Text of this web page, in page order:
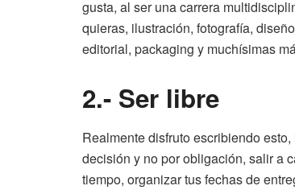
gusta, al ser una carrera
quieras, ilustración, fotografía,
editorial, packaging y muchísimas
2.- Ser libre
Realmente disfruto escribiendo
decisión y no por obligación, salir a
tiempo, organizar tus fechas de